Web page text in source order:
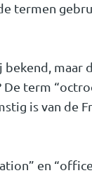
termen
bekend,
De term
is van de
en